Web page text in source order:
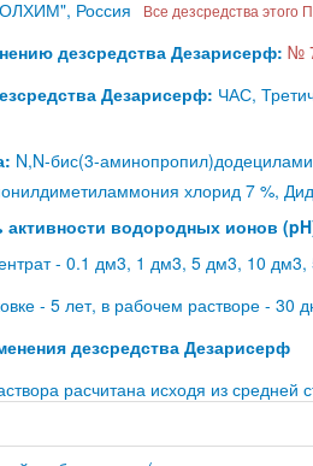
Россия Все дезсредства этого
дезсредства Дезарисерф: №
Дезарисерф: ЧАС,
N,N-бис(3-
хлорид 7 %,
активности водородных ионов
- 0.1 дм3, 1 дм3, 5 дм3, 10
- 5 лет, в рабочем растворе - 30
дезсредства Дезарисерф
расчитана исходя из средней